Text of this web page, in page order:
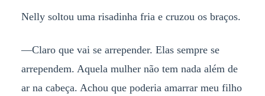
Nelly soltou uma risadinha fria e cruzou os braços.
—Claro que vai se arrepender. Elas sempre se
arrependem. Aquela mulher não tem nada além de
ar na cabeça. Achou que poderia amarrar meu filho